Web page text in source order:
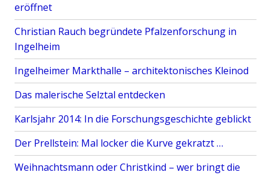
eröffnet
Christian Rauch begründete Pfalzenforschung in
Ingelheim
Ingelheimer Markthalle – architektonisches Kleinod
Das malerische Selztal entdecken
Karlsjahr 2014: In die Forschungsgeschichte geblickt
Der Prellstein: Mal locker die Kurve gekratzt …
Weihnachtsmann oder Christkind – wer bringt die